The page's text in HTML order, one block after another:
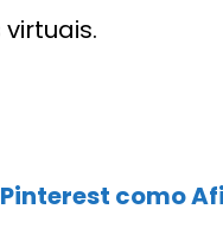
como